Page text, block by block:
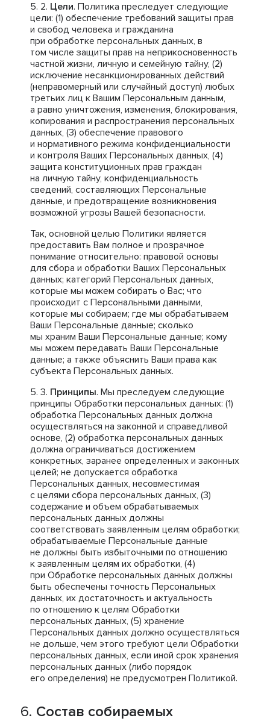
Цели. Политика преследует следующие
цели: (1) обеспечение требований защиты прав
и свобод человека и гражданина
при обработке персональных данных, в
том числе защиты прав на неприкосновенность
частной жизни, личную и семейную тайну, (2)
исключение несанкционированных действий
(неправомерный или случайный доступ) любых
третьих лиц к Вашим Персональным данным,
а равно уничтожения, изменения, блокирования,
копирования и распространения персональных
данных, (3) обеспечение правового
и нормативного режима конфиденциальности
и контроля Ваших Персональных данных, (4)
защита конституционных прав граждан
на личную тайну, конфиденциальность
сведений, составляющих Персональные
данные, и предотвращение возникновения
возможной угрозы Вашей безопасности.
Так, основной целью Политики является
предоставить Вам полное и прозрачное
понимание относительно: правовой основы
для сбора и обработки Ваших Персональных
данных; категорий Персональных данных,
которые мы можем собирать о Вас; что
происходит с Персональными данными,
которые мы собираем; где мы обрабатываем
Ваши Персональные данные; сколько
мы храним Ваши Персональные данные; кому
мы можем передавать Ваши Персональные
данные; а также объяснить Ваши права как
субъекта Персональных данных.
Принципы. Мы преследуем следующие
принципы Обработки персональных данных: (1)
обработка Персональных данных должна
осуществляться на законной и справедливой
основе, (2) обработка персональных данных
должна ограничиваться достижением
конкретных, заранее определенных и законных
целей; не допускается обработка
Персональных данных, несовместимая
с целями сбора персональных данных, (3)
содержание и объем обрабатываемых
персональных данных должны
соответствовать заявленным целям обработки;
обрабатываемые Персональные данные
не должны быть избыточными по отношению
к заявленным целям их обработки, (4)
при Обработке персональных данных должны
быть обеспечены точность Персональных
данных, их достаточность и актуальность
по отношению к целям Обработки
персональных данных, (5) хранение
Персональных данных должно осуществляться
не дольше, чем этого требуют цели Обработки
персональных данных, если иной срок хранения
персональных данных (либо порядок
его определения) не предусмотрен Политикой.
Состав собираемых